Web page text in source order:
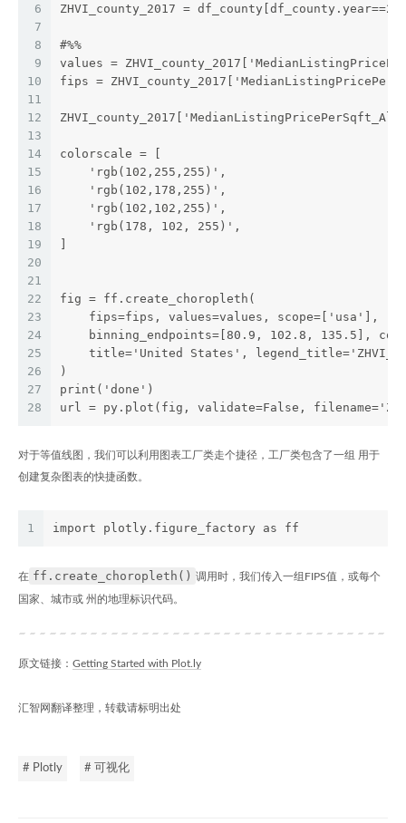
6
7
8
9
10
11
12
13
14
15
16
17
18
19
20
21
22
23
24
25
26
27
28
ZHVI_county_2017 =
#%%
values =
fips =
colorscale = [
    'rgb(102,255,255)',
    'rgb(102,178,255)',
    'rgb(102,102,255)',
    'rgb(178, 102, 255)',
fig = ff.create_choropleth(
    fips=fips, values=values, scope=['usa'],
binning_endpoints=[80.9, 102.8, 135.5],
title='United States',
)
print('done')
url = py.plot(fig, validate=False,
对于等值线图，我们可以利用图表工厂类走个捷径，工厂类包含了一组 用于
创建复杂图表的快捷函数。
1 import plotly.figure_factory as ff
在 ff.create_choropleth() 调用时，我们传入一组FIPS值，或每个
国家、城市或 州的地理标识代码。
原文链接： Getting Started with Plot.ly
汇智网翻译整理，转载请标明出处
# Plotly # 可视化